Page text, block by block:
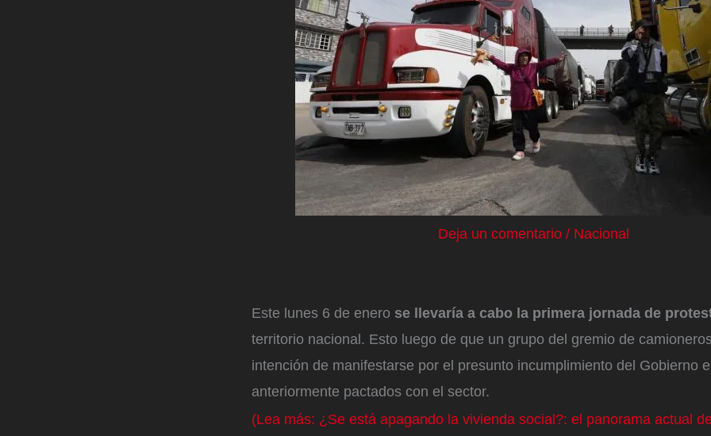
Deja un comentario / Nacional
Este lunes 6 de enero se llevaría a cabo la primera jornada de
territorio nacional. Esto luego de que un grupo del gremio de
intención de manifestarse por el presunto incumplimiento del Gobierno
anteriormente pactados con el sector.
(Lea más: ¿Se está apagando la vivienda social?: el panorama actual